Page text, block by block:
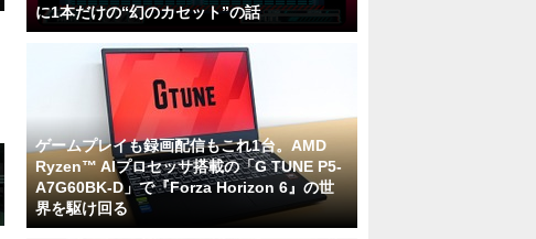
に1本だけの“幻のカセット”の話
ゲームプレイも録画配信もこれ1台。AMD
Ryzen™ AIプロセッサ搭載の「G TUNE P5-
A7G60BK-D」で『Forza Horizon 6』の世
界を駆け回る